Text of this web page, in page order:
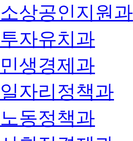
소상공인지원과
투자유치과
민생경제과
일자리정책과
노동정책과